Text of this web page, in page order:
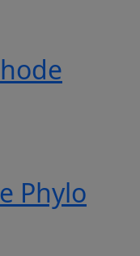
Phylo